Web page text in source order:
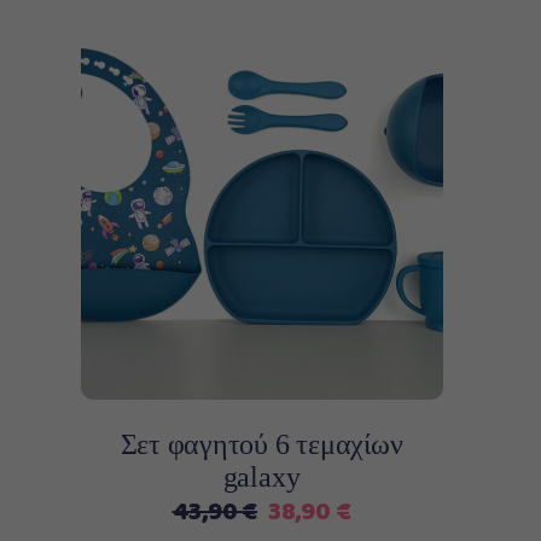
Διαβάστε περισσότερα
Σετ φαγητού 6 τεμαχίων
galaxy
43,90€ Original
38,90€Η